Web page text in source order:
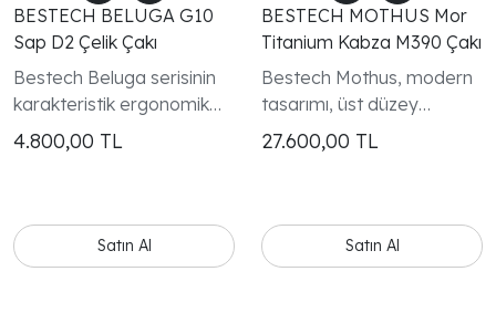
BESTECH BELUGA G10
Sap D2 Çelik Çakı
Bestech Beluga serisinin
karakteristik ergonomik
tasarımını taşıyan BG11E-
2 modeli, günlük
geliştirilmiştir.
4.800,00 TL
Satın Al
BESTECH MOTHUS Mor
Titanium Kabza M390 Çakı
Bestech Mothus, modern
tasarımı, üst düzey
malzeme kalitesi ve
günlük kullanım
27.600,00 TL
Satın Al